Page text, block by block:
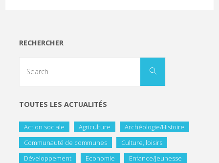
RECHERCHER
TOUTES LES ACTUALITÉS
Action sociale Agriculture
Archéologie/Histoire
Communauté de communes
Culture, loisirs
Développement
Economie
Enfance/Jeunesse